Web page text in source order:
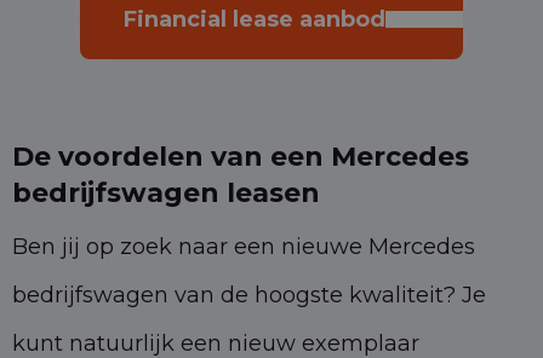
Financial lease aanbod
De voordelen van een Mercedes
bedrijfswagen leasen
Ben jij op zoek naar een nieuwe Mercedes
bedrijfswagen van de hoogste kwaliteit? Je
kunt natuurlijk een nieuw exemplaar